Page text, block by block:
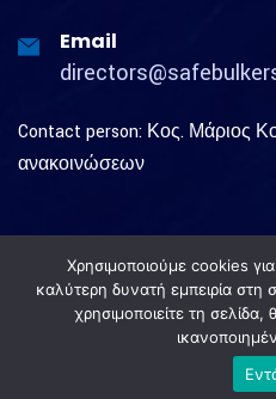
Email
Contact person: Κος. Μάριος
ανακοινώσεων
Copyright © 2023Safe
Web Design &
Χρησιμοποιούμε cookies
καλύτερη δυνατή εμπειρία στη
χρησιμοποιείτε τη